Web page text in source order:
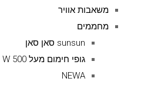
משאבות אוויר
מחממים
sunsun סאן סאן
גופי חימום מעל 500 W
NEWA